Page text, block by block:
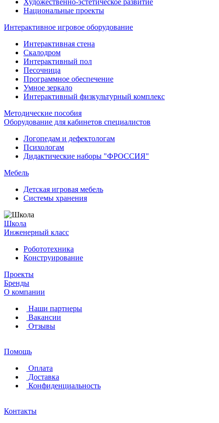
Художественно-эстетическое развитие
Национальные проекты
Интерактивное игровое оборудование
Интерактивная стена
Скалодром
Интерактивный пол
Песочница
Программное обеспечение
Умное зеркало
Интерактивный физкультурный комплекс
Методические пособия
Оборудование для кабинетов специалистов
Логопедам и дефектологам
Психологам
Дидактические наборы "ФРОССИЯ"
Мебель
Детская игровая мебель
Системы хранения
Школа
Инженерный класс
Робототехника
Конструирование
Проекты
Бренды
О компании
Наши партнеры
Вакансии
Отзывы
Помощь
Оплата
Доставка
Конфиденциальность
Контакты